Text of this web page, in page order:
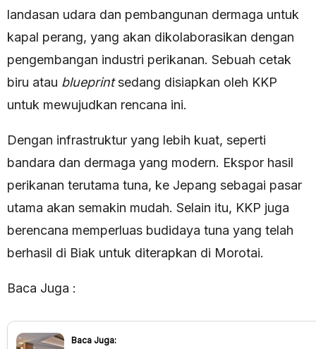
landasan udara dan pembangunan dermaga untuk
kapal perang, yang akan dikolaborasikan dengan
pengembangan industri perikanan. Sebuah cetak
biru atau blueprintsedang disiapkan oleh KKP
untuk mewujudkan rencana ini.
Dengan infrastruktur yang lebih kuat, seperti
bandara dan dermaga yang modern. Ekspor hasil
perikanan terutama tuna, ke Jepang sebagai pasar
utama akan semakin mudah. Selain itu, KKP juga
berencana memperluas budidaya tuna yang telah
berhasil di Biak untuk diterapkan di Morotai.
Baca Juga :
Baca Juga: